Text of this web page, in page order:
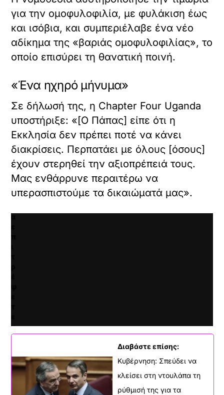
ν
σ
μ
α
μ
ν
ο
ε
ρ
ι
ε
χ
μ
για την ομοφυλοφιλία, με φυλάκιση έως
και ισόβια, και συμπεριέλαβε ένα νέο
αδίκημα της «βαριάς ομοφυλοφιλίας», το
οποίο επισύρει τη θανατική ποινή.
«Ένα ηχηρό μήνυμα»
Σε δήλωσή της, η Chapter Four Uganda
υποστήριξε: «[Ο Πάπας] είπε ότι η
Εκκλησία δεν πρέπει ποτέ να κάνει
διακρίσεις. Περπατάει με όλους [όσους]
έχουν στερηθεί την αξιοπρέπειά τους.
Μας ενθάρρυνε περαιτέρω να
υπερασπιστούμε τα δικαιώματά μας».
X /
Κ
ν
τ
ε
κ
λ
κ
γ
α
κ
α
ν
α
φ
Διαβάστε επίσης:
Κυβέρνηση: Σπεύδει να
κλείσει στη ντουλάπα τη
ρύθμισή της για τα